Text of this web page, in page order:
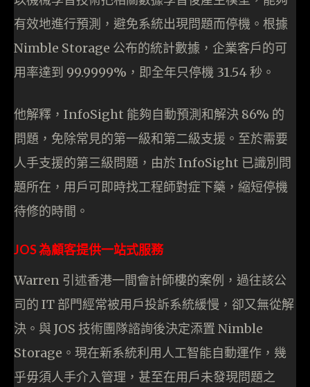
有效地進行預測，避免系統出現問題而停機。根據
Nimble Storage 公布的統計數據，企業客戶的可
用率達到 99.9999%，即全年只停機 31.54 秒。
他解釋，InfoSight 能夠自動預測和解決 86% 的
問題，免除常見的第一級和第二級支援。至於需要
人手支援的第三級問題，由於 InfoSight 已識別問
題所在，用戶可即時找工程師對症下藥，縮短停機
待修的時間。
JOS 為顧客提供一站式服務
Warren 引述香港一間會計師樓的案例，過往該公
司的 IT 部門經常被用戶投訴系統緩慢，卻又無從解
決。與 JOS 技術團隊諮詢後決定添置 Nimble
Storage。現在新系統利用人工智能自動運作，幾
乎毋須人手介入管理，甚至在用戶未發現問題之